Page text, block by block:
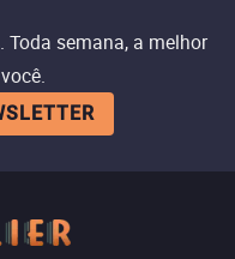
semana, a melhor